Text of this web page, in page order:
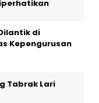
di
Kepengurusan
Tabrak Lari